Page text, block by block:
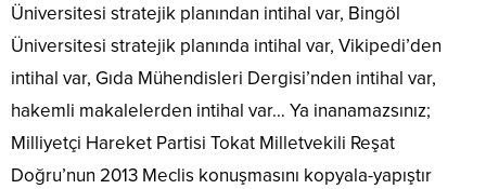
Üniversitesi stratejik planından intihal var, Bingöl
Üniversitesi stratejik planında intihal var, Vikipedi’den
intihal var, Gıda Mühendisleri Dergisi’nden intihal var,
hakemli makalelerden intihal var… Ya inanamazsınız;
Milliyetçi Hareket Partisi Tokat Milletvekili Reşat
Doğru’nun 2013 Meclis konuşmasını kopyala-yapıştır